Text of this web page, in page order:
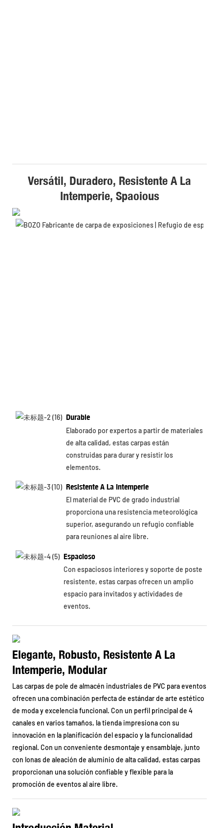
Versátil, Duradero, Resistente A La
Intemperie, Spaoious
Durable
Elaborado por expertos a partir de materiales
de alta calidad, estas carpas están
construidas para durar y resistir los
elementos.
Resistente A La Intemperie
El material de PVC de grado industrial
proporciona una resistencia meteorológica
superior, asegurando un refugio confiable
para reuniones al aire libre.
Espacioso
Con espaciosos interiores y soporte de poste
resistente, estas carpas ofrecen un amplio
espacio para invitados y actividades de
eventos.
Elegante, Robusto, Resistente A La
Intemperie, Modular
Las carpas de pole de almacén industriales de PVC para eventos
ofrecen una combinación perfecta de estándar de arte estético
de moda y excelencia funcional. Con un perfil principal de 4
canales en varios tamaños, la tienda impresiona con su
innovación en la planificación del espacio y la funcionalidad
regional. Con un conveniente desmontaje y ensamblaje, junto
con lonas de aleación de aluminio de alta calidad, estas carpas
proporcionan una solución confiable y flexible para la
promoción de eventos al aire libre.